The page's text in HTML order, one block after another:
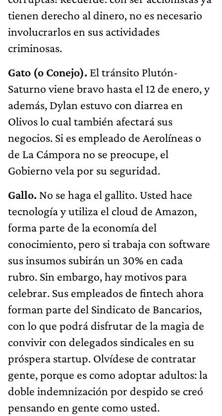
tienen derecho al dinero, no es necesario
involucrarlos en sus actividades
criminosas.
Gato (o Conejo). El tránsito Plutón-
Saturno viene bravo hasta el 12 de enero, y
además, Dylan estuvo con diarrea en
Olivos lo cual también afectará sus
negocios. Si es empleado de Aerolíneas o
de La Cámpora no se preocupe, el
Gobierno vela por su seguridad.
Gallo. No se haga el gallito. Usted hace
tecnología y utiliza el cloud de Amazon,
forma parte de la economía del
conocimiento, pero si trabaja con software
sus insumos subirán un 30% en cada
rubro. Sin embargo, hay motivos para
celebrar. Sus empleados de fintech ahora
forman parte del Sindicato de Bancarios,
con lo que podrá disfrutar de la magia de
convivir con delegados sindicales en su
próspera startup. Olvídese de contratar
gente, porque es como adoptar adultos: la
doble indemnización por despido se creó
pensando en gente como usted.